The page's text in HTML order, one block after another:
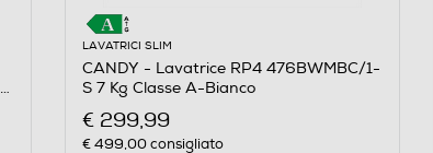
LAVATRICI SLIM
CANDY - Lavatrice RP4 476BWMBC/1-
S 7 Kg Classe A-Bianco
€ 299,99
€ 499,00consigliato